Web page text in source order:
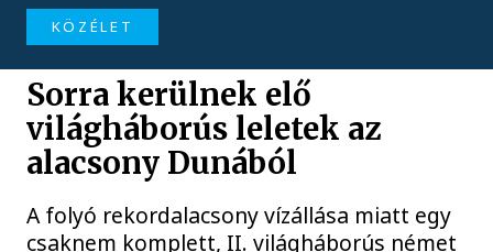
KÖZÉLET
Sorra kerülnek elő
világháborús leletek az
alacsony Dunából
A folyó rekordalacsony vízállása miatt egy
csaknem komplett, II. világháborús német